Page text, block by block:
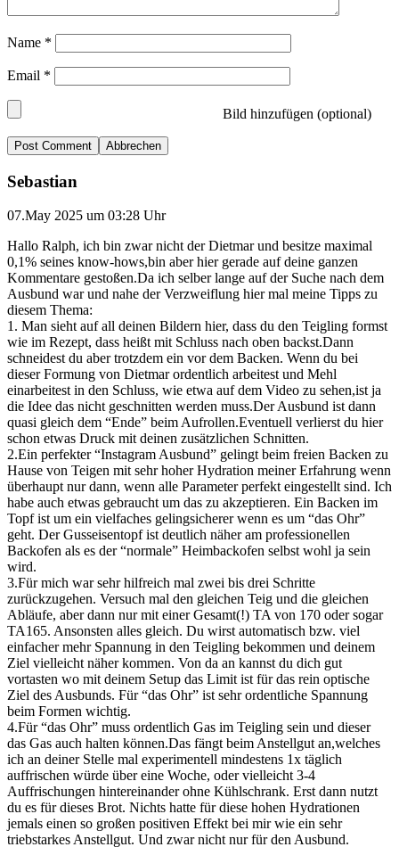
Name *
Email *
Bild hinzufügen (optional)
Abbrechen
Sebastian
07.May 2025 um 03:28 Uhr
Hallo Ralph, ich bin zwar nicht der Dietmar und besitze maximal
0,1% seines know-hows,bin aber hier gerade auf deine ganzen
Kommentare gestoßen.Da ich selber lange auf der Suche nach dem
Ausbund war und nahe der Verzweiflung hier mal meine Tipps zu
diesem Thema:
1. Man sieht auf all deinen Bildern hier, dass du den Teigling formst
wie im Rezept, dass heißt mit Schluss nach oben backst.Dann
schneidest du aber trotzdem ein vor dem Backen. Wenn du bei
dieser Formung von Dietmar ordentlich arbeitest und Mehl
einarbeitest in den Schluss, wie etwa auf dem Video zu sehen,ist ja
die Idee das nicht geschnitten werden muss.Der Ausbund ist dann
quasi gleich dem “Ende” beim Aufrollen.Eventuell verlierst du hier
schon etwas Druck mit deinen zusätzlichen Schnitten.
2.Ein perfekter “Instagram Ausbund” gelingt beim freien Backen zu
Hause von Teigen mit sehr hoher Hydration meiner Erfahrung wenn
überhaupt nur dann, wenn alle Parameter perfekt eingestellt sind. Ich
habe auch etwas gebraucht um das zu akzeptieren. Ein Backen im
Topf ist um ein vielfaches gelingsicherer wenn es um “das Ohr”
geht. Der Gusseisentopf ist deutlich näher am professionellen
Backofen als es der “normale” Heimbackofen selbst wohl ja sein
wird.
3.Für mich war sehr hilfreich mal zwei bis drei Schritte
zurückzugehen. Versuch mal den gleichen Teig und die gleichen
Abläufe, aber dann nur mit einer Gesamt(!) TA von 170 oder sogar
TA165. Ansonsten alles gleich. Du wirst automatisch bzw. viel
einfacher mehr Spannung in den Teigling bekommen und deinem
Ziel vielleicht näher kommen. Von da an kannst du dich gut
vortasten wo mit deinem Setup das Limit ist für das rein optische
Ziel des Ausbunds. Für “das Ohr” ist sehr ordentliche Spannung
beim Formen wichtig.
4.Für “das Ohr” muss ordentlich Gas im Teigling sein und dieser
das Gas auch halten können.Das fängt beim Anstellgut an,welches
ich an deiner Stelle mal experimentell mindestens 1x täglich
auffrischen würde über eine Woche, oder vielleicht 3-4
Auffrischungen hintereinander ohne Kühlschrank. Erst dann nutzt
du es für dieses Brot. Nichts hatte für diese hohen Hydrationen
jemals einen so großen positiven Effekt bei mir wie ein sehr
triebstarkes Anstellgut. Und zwar nicht nur für den Ausbund.